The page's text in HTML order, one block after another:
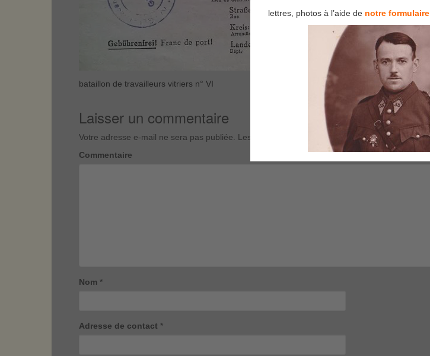
bataillon de travailleurs vitriers n° VI
Laisser un commentaire
Votre adresse e-mail ne sera pas publiée. Les champs obligatoires sont indiqués avec*
Commentaire
Nom *
Adresse de contact *
lettres, photos à l’aide de notre